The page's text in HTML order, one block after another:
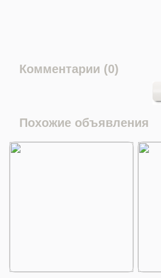
Комментарии (0)
Похожие объявления